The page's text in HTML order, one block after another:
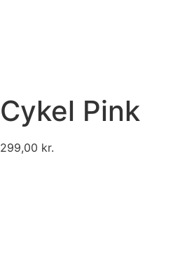
Cykel Pink
299,00 kr.